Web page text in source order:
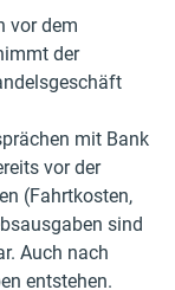
vor dem
der
mit Bank
vor der
(Fahrtkosten,
sind
Auch nach
entstehen.